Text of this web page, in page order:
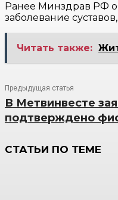
Ранее Минздрав РФ
заболевание
Читать также:
Предыдущая статья
В Метвинвесте
подтверждено
СТАТЬИ ПО ТЕМЕ